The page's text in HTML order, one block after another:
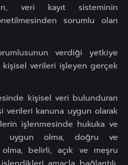
veri kayıt sisteminin
sorumlu olan
verdiği yetkiye
kişisel verileri işleyen gerçek
kişisel veri bulunduran
verileri kanuna uygun olarak
işlenmesinde hukuka ve
uygun olma, doğru ve
belirli, açık ve meşru